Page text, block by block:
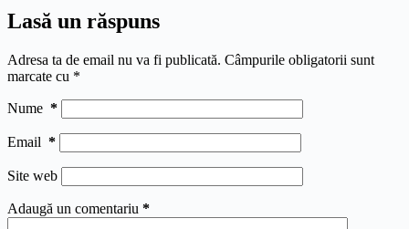
Lasă un răspuns
Adresa ta de email nu va fi publicată. Câmpurile obligatorii sunt
marcate cu *
Nume *
Email *
Site web
Adaugă un comentariu *